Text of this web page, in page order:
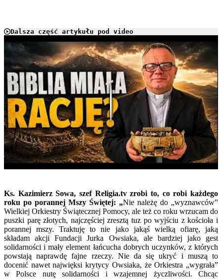
Dalsza część artykułu pod video
Play
Ks. Kazimierz Sowa, szef Religia.tv zrobi to, co robi każdego
roku po porannej Mszy Świętej: „Nie należę do „wyznawców”
Wielkiej Orkiestry Świątecznej Pomocy, ale też co roku wrzucam do
puszki parę złotych, najczęściej zresztą tuz po wyjściu z kościoła i
porannej mszy. Traktuję to nie jako jakąś wielką ofiarę, jaką
składam akcji Fundacji Jurka Owsiaka, ale bardziej jako gest
solidarności i mały element łańcucha dobrych uczynków, z których
powstają naprawdę fajne rzeczy. Nie da się ukryć i muszą to
docenić nawet najwięksi krytycy Owsiaka, że Orkiestra „wygrała”
w Polsce nutę solidarności i wzajemnej życzliwości. Chcąc